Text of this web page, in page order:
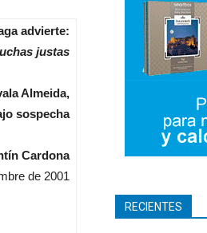
advierte:
justas
Almeida,
sospecha
Cardona
de 2001
RECIENTES